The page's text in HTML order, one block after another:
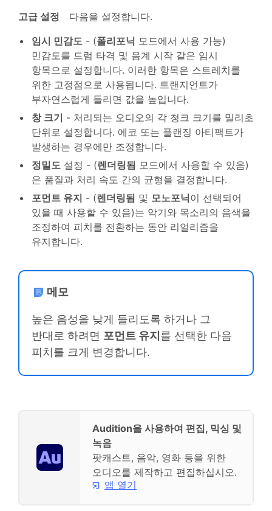
고급 설정
다음을 설정합니다.
임시 민감도 - (폴리포닉 모드에서 사용 가능)
민감도를 드럼 타격 및 음계 시작 같은 임시
항목으로 설정합니다. 이러한 항목은 스트레치를
위한 고정점으로 사용됩니다. 트랜지언트가
부자연스럽게 들리면 값을 높입니다.
창 크기 - 처리되는 오디오의 각 청크 크기를 밀리초
단위로 설정합니다. 에코 또는 플랜징 아티팩트가
발생하는 경우에만 조정합니다.
정밀도 설정 - (렌더링됨 모드에서 사용할 수 있음)
은 품질과 처리 속도 간의 균형을 결정합니다.
포먼트 유지 - (렌더링됨 및 모노포닉이 선택되어
있을 때 사용할 수 있음)는 악기와 목소리의 음색을
조정하여 피치를 전환하는 동안 리얼리즘을
유지합니다.
메모
높은 음성을 낮게 들리도록 하거나 그
반대로 하려면 포먼트 유지를 선택한 다음
피치를 크게 변경합니다.
Audition을 사용하여 편집, 믹싱 및
녹음
팟캐스트, 음악, 영화 등을 위한
오디오를 제작하고 편집하십시오.
앱 열기